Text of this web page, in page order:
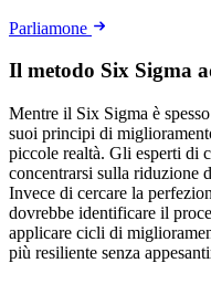
Parliamone
Il metodo Six Sigma
Mentre il Six Sigma è
suoi principi di
piccole realtà. Gli esperti di
concentrarsi sulla riduzione
Invece di cercare la
dovrebbe identificare il
applicare cicli di
più resiliente senza